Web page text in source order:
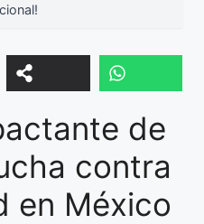
de
contra
en México